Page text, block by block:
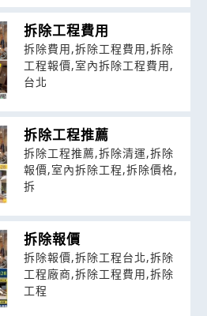
拆除工程費用
拆除費用,拆除工程費用,拆除
工程報價,室內拆除工程費用,
台北
拆除工程推薦
拆除工程推薦,拆除清運,拆除
報價,室內拆除工程,拆除價格,
拆
拆除報價
拆除報價,拆除工程台北,拆除
工程廠商,拆除工程費用,拆除
工程